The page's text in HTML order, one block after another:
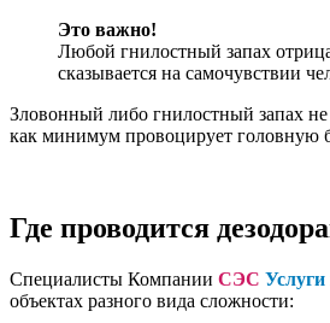
Это важно!
Любой гнилостный запах
сказывается на самочувствии
Зловонный либо гнилостный запах
как минимум провоцирует головную
Где проводится
Специалисты Компании СЭС Услуги
объектах разного вида сложности: